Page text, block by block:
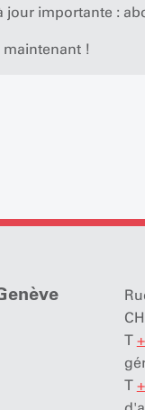
jour importante :
!
T
T